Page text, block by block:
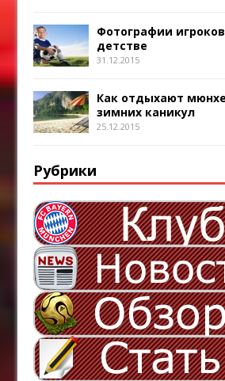
Фотографии
детстве
31.12.2015
Как отдыхают
зимних каникул
25.12.2015
Рубрики